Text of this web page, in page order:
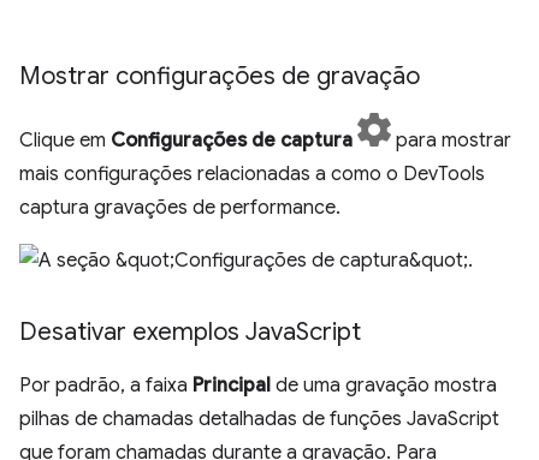
Mostrar configurações de gravação
Clique em Configurações de captura
para mostrar
mais configurações relacionadas a como o DevTools
captura gravações de performance.
Desativar exemplos JavaScript
Por padrão, a faixa Principal de uma gravação mostra
pilhas de chamadas detalhadas de funções JavaScript
que foram chamadas durante a gravação. Para